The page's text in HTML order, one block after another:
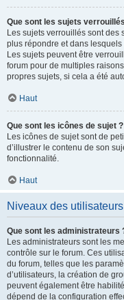
Que sont les sujets
Les sujets verrouillés sont
plus répondre et dans
Les sujets peuvent être
forum pour de multiples
propres sujets, si cela a été
Haut
Que sont les icônes de sujet ?
Les icônes de sujet sont de
d’illustrer le contenu de son
fonctionnalité.
Haut
Niveaux des
Que sont les administrateurs
Les administrateurs sont les
contrôle sur le forum. Ces
du forum, telles que les
d’utilisateurs, la création de
peuvent également être
dépend de la configuration